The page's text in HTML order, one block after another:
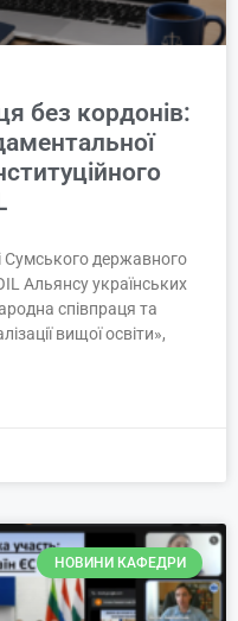
без кордонів:
Сумського державного
Альянсу українських
співпраця та
вищої освіти»,
НОВИНИ КАФЕДРИ